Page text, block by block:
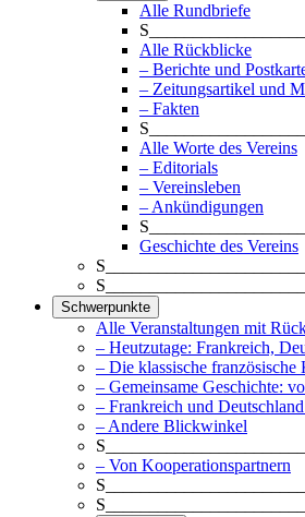
Alle Rundbriefe
Alle Rückblicke
– Berichte und
– Zeitungsartikel und
– Fakten
Alle Worte des Vereins
– Editorials
– Vereinsleben
– Ankündigungen
Geschichte des Vereins
S_______________________
S_______________________
Schwerpunkte
Alle Veranstaltungen mit
– Heutzutage: Frankreich,
– Die klassische französische
– Gemeinsame Geschichte:
– Frankreich und
– Andere Blickwinkel
S_______________________
– Von Kooperationspartnern
S_______________________
S_______________________